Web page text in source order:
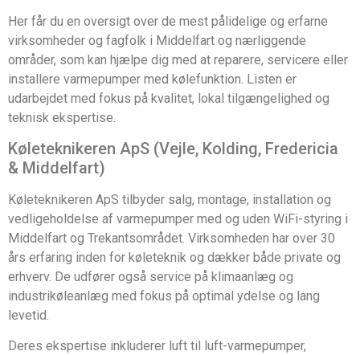
Her får du en oversigt over de mest pålidelige og erfarne
virksomheder og fagfolk i Middelfart og nærliggende
områder, som kan hjælpe dig med at reparere, servicere eller
installere varmepumper med kølefunktion. Listen er
udarbejdet med fokus på kvalitet, lokal tilgængelighed og
teknisk ekspertise.
Køleteknikeren ApS (Vejle, Kolding, Fredericia
& Middelfart)
Køleteknikeren ApS tilbyder salg, montage, installation og
vedligeholdelse af varmepumper med og uden WiFi-styring i
Middelfart og Trekantsområdet. Virksomheden har over 30
års erfaring inden for køleteknik og dækker både private og
erhverv. De udfører også service på klimaanlæg og
industrikøleanlæg med fokus på optimal ydelse og lang
levetid.
Deres ekspertise inkluderer luft til luft-varmepumper,